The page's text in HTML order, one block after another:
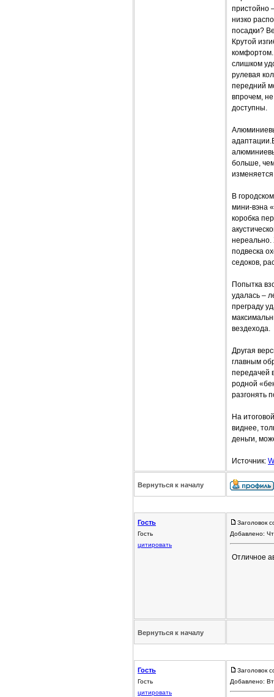
пристойно
низко
посадки?
Крутой
комфортом.
слишком
рулевая
передний
впрочем,
доступны.
больше,
В
мини-вэна
коробка
нереально.
подвеска
седоков,
Попытка
удалась –
преграду
вездехода.
Другая
главным
передачей
родной
разгонять
На
виднее,
деньги,
Источник:
Вернуться к началу
Гость
Гость
цитировать
Заголовок
Добавлено:
Отличное
Вернуться к началу
Гость
Гость
цитировать
Заголовок
Добавлено: